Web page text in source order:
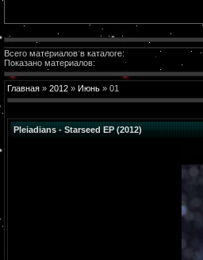
Всего материалов в каталоге:
Показано материалов:
Главная » 2012 » Июнь » 01
Pleiadians - Starseed EP (2012)